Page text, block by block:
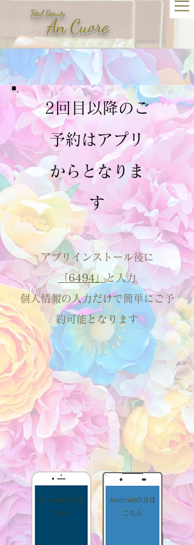
Total Beauty
An​ Cuore
​2回目以降のご
予約はアプリ
からとなりま
す
アプリインストール後に
「6494」と入力
​個人情報の入力だけで簡単にご予
約可能となります
iPhoneの方は
​こちら​
Androidの方は
​こちら